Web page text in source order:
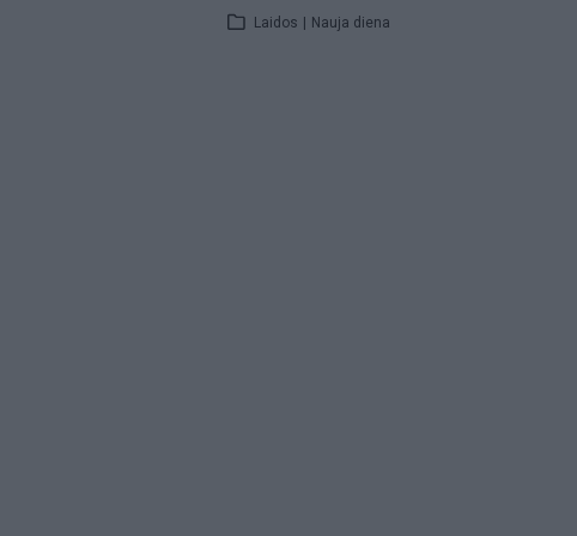
Laidos | Nauja diena